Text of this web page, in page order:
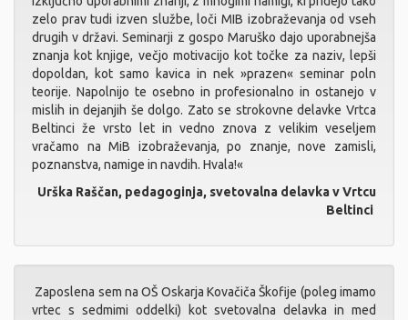
zelo prav tudi izven službe, loči MIB izobraževanja od vseh
drugih v državi. Seminarji z gospo Maruško dajo uporabnejša
znanja kot knjige, večjo motivacijo kot točke za naziv, lepši
dopoldan, kot samo kavica in nek »prazen« seminar poln
teorije. Napolnijo te osebno in profesionalno in ostanejo v
mislih in dejanjih še dolgo. Zato se strokovne delavke Vrtca
Beltinci že vrsto let in vedno znova z velikim veseljem
vračamo na MiB izobraževanja, po znanje, nove zamisli,
poznanstva, namige in navdih. Hvala!«
Urška Raščan, pedagoginja, svetovalna delavka v Vrtcu
Beltinci
Zaposlena sem na OŠ Oskarja Kovačiča Škofije (poleg imamo
vrtec s sedmimi oddelki) kot svetovalna delavka in med